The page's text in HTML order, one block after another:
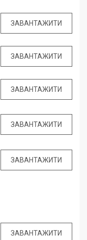
ЗАВАНТАЖИТИ
ЗАВАНТАЖИТИ
ЗАВАНТАЖИТИ
ЗАВАНТАЖИТИ
ЗАВАНТАЖИТИ
ЗАВАНТАЖИТИ